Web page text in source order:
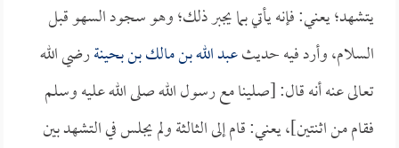
يتشهد؛ يعني: فإنه يأتي بما يجبر ذلك؛ وهو سجود السهو قبل
السلام، وأرد فيه حديثعبد الله بن مالك بن بحينةرضي الله
تعالى عنه أنه قال: [صلينا مع رسول الله صلى الله عليه وسلم
فقام من اثنتين]، يعني: قام إلى الثالثة ولم يجلس في التشهد بين